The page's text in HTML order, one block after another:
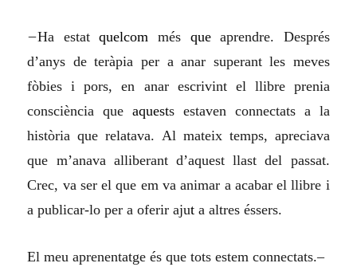
–Ha estatquelcom més queaprendre. Després
d’anys de teràpia per a anar superant les meves
fòbies i pors, en anar escrivint el llibre prenia
consciència queaquests estaven connectats a la
història que relatava. Al mateix temps, apreciava
que m’anava alliberant d’aquest llast del passat.
Crec, va ser el que em va animar a acabar el llibre i
a publicar-lo per a oferir ajut a altres éssers.
El meu aprenentatge és que tots estem connectats.–